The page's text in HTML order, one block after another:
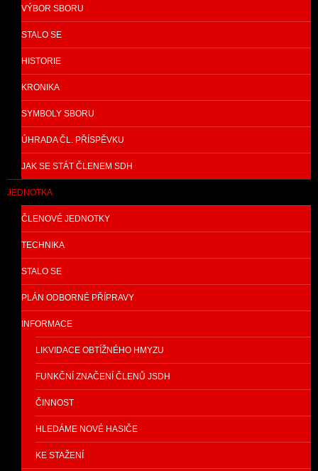
VÝBOR SBORU
STALO SE
HISTORIE
KRONIKA
SYMBOLY SBORU
ÚHRADA ČL. PŘÍSPĚVKU
JAK SE STÁT ČLENEM SDH
JEDNOTKA
ČLENOVÉ JEDNOTKY
TECHNIKA
STALO SE
PLÁN ODBORNÉ PŘÍPRAVY
INFORMACE
LIKVIDACE OBTÍŽNÉHO HMYZU
FUNKČNÍ ZNAČENÍ ČLENŮ JSDH
ČINNOST
HLEDÁME NOVÉ HASIČE
KE STAŽENÍ